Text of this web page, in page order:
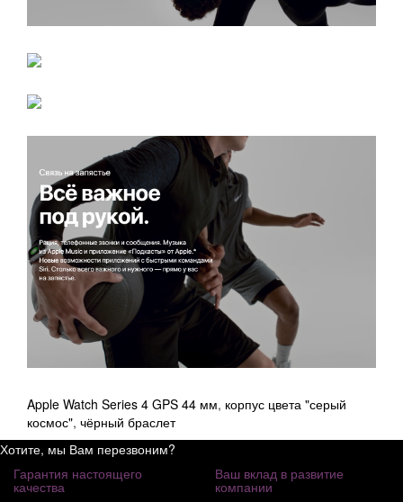
Apple Watch Series 4 GPS 44 мм, корпус цвета "серый
космос", чёрный браслет
Хотите, мы Вам перезвоним?
Гарантия настоящего
качества
Ваш вклад в развитие
компании